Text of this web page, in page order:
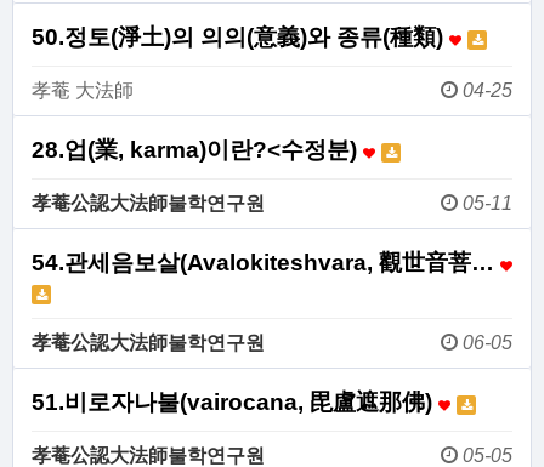
50.정토(淨土)의 의의(意義)와 종류(種類)
孝菴 大法師 04-25
28.업(業, karma)이란?<수정분)
孝菴公認大法師불학연구원 05-11
54.관세음보살(Avalokiteshvara, 觀世音菩…
孝菴公認大法師불학연구원 06-05
51.비로자나불(vairocana, 毘盧遮那佛)
孝菴公認大法師불학연구원 05-05